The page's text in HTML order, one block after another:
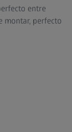
entre
montar, perfecto